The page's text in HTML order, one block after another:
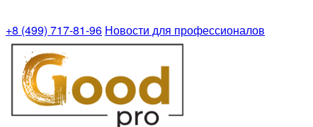
+8 (499) 717-81-96 Новости для профессионалов